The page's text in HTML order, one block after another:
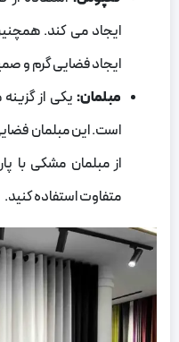
ایجاد می کند.
ایجاد فضایی گرم و
مبلمان: یکی از
است. این مبلمان
از مبلمان مشکی با
متفاوت استفاده کنید.